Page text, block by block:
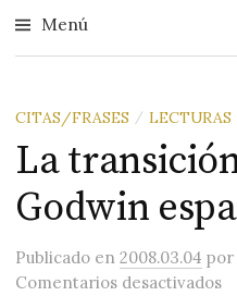
Menú
CITAS/FRASES / LECTURAS
La
Godwin
Publicado en2008.03.04
Comentarios desactivados